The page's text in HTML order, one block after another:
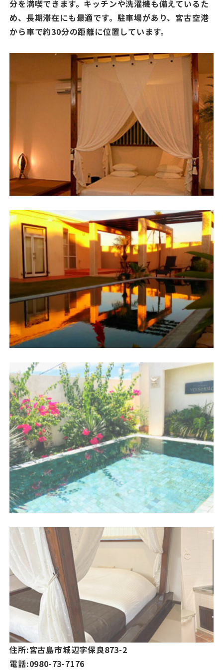
分を満喫できます。キッチンや洗濯機も備えているた
め、長期滞在にも最適です。駐車場があり、宮古空港
から車で約30分の距離に位置しています。
住所:宮古島市城辺字保良873-2
電話:0980-73-7176